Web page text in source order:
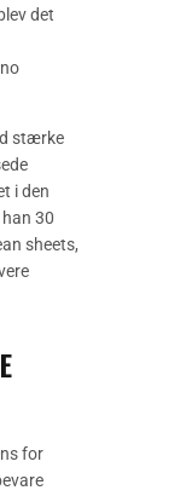
det
stærke
i den
30
sheets,
for